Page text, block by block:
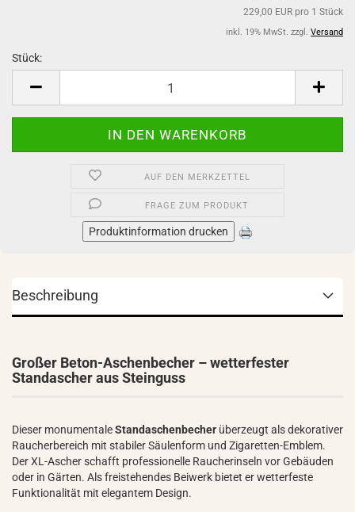
229,00 EUR pro 1 Stück
inkl. 19% MwSt. zzgl. Versand
Stück:
AUF DEN MERKZETTEL
FRAGE ZUM PRODUKT
Produktinformation drucken
Beschreibung
Großer Beton-Aschenbecher – wetterfester
Standascher aus Steinguss
Dieser monumentaleStandaschenbecher überzeugt als dekorativer
Raucherbereich mit stabiler Säulenform und Zigaretten-Emblem.
Der XL-Ascher schafft professionelle Raucherinseln vor Gebäuden
oder in Gärten. Als freistehendes Beiwerk bietet er wetterfeste
Funktionalität mit elegantem Design.